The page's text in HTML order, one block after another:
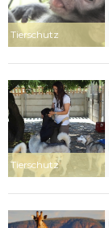
Tierschutz
Tierschutz